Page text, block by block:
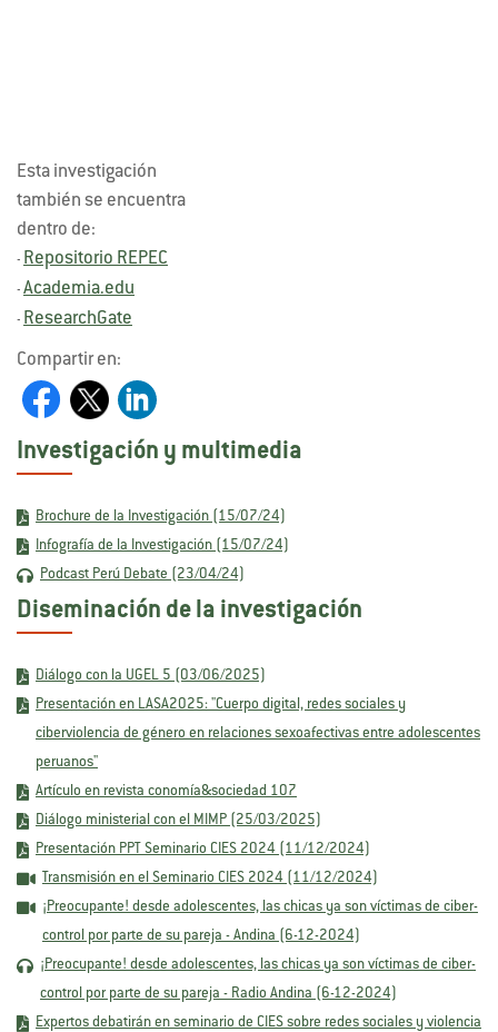
Esta investigación
también se encuentra
dentro de:
- Repositorio REPEC
- Academia.edu
- ResearchGate
Compartir en:
Investigación y multimedia
Brochure de la Investigación (15/07/24)
Infografía de la Investigación (15/07/24)
Podcast Perú Debate (23/04/24)
Diseminación de la investigación
Diálogo con la UGEL 5 (03/06/2025)
Presentación en LASA2025: "Cuerpo digital, redes sociales y
ciberviolencia de género en relaciones sexoafectivas entre adolescentes
peruanos"
Artículo en revista conomía&sociedad 107
Diálogo ministerial con el MIMP (25/03/2025)
Presentación PPT Seminario CIES 2024 (11/12/2024)
Transmisión en el Seminario CIES 2024 (11/12/2024)
¡Preocupante! desde adolescentes, las chicas ya son víctimas de ciber-
control por parte de su pareja - Andina (6-12-2024)
¡Preocupante! desde adolescentes, las chicas ya son víctimas de ciber-
control por parte de su pareja - Radio Andina (6-12-2024)
Expertos debatirán en seminario de CIES sobre redes sociales y violencia